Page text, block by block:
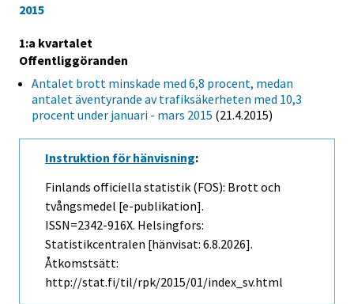
2015
1:a kvartalet
Offentliggöranden
Antalet brott minskade med 6,8 procent, medan
antalet äventyrande av trafiksäkerheten med 10,3
procent under januari - mars 2015 (21.4.2015)
Instruktion för hänvisning:
Finlands officiella statistik (FOS): Brott och
tvångsmedel [e-publikation].
ISSN=2342-916X. Helsingfors:
Statistikcentralen [hänvisat: 6.8.2026].
Åtkomstsätt:
http://stat.fi/til/rpk/2015/01/index_sv.html